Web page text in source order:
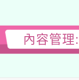
內容管